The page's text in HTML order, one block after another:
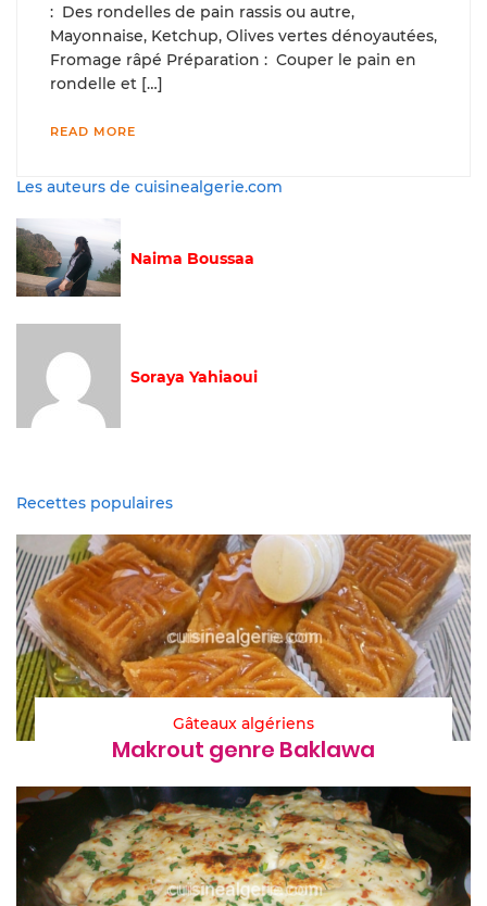
: Des rondelles de pain rassis ou autre,
Mayonnaise, Ketchup, Olives vertes dénoyautées,
Fromage râpé Préparation : Couper le pain en
rondelle et […]
READ MORE
Les auteurs de cuisinealgerie.com
Naima Boussaa
Soraya Yahiaoui
Recettes populaires
Gâteaux algériens
Makrout genre Baklawa